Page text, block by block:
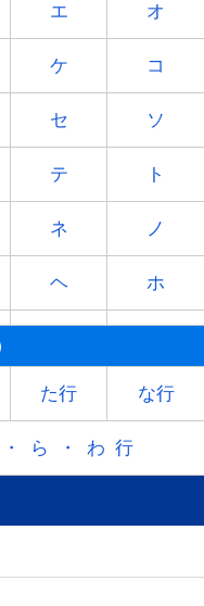
エ オ
ケ コ
セ ソ
テ ト
ネ ノ
ヘ ホ
- ヨ
レ
た行 な行
ら・わ行